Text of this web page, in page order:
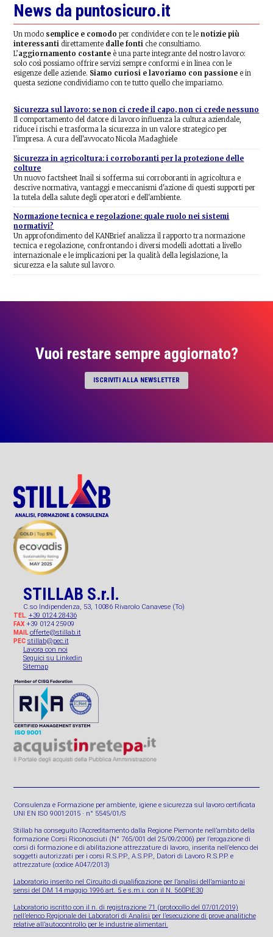
News da puntosicuro.it
Un modo semplice e comodo per condividere con te lenotizie più
interessanti direttamente dalle fonti che consultiamo.
L’aggiornamento costante è una parte integrante del nostro lavoro:
solo così possiamo offrire servizi sempre conformi e in linea con le
esigenze delle aziende. Siamo curiosi e lavoriamo con passione e in
questa sezione condividiamo con te tutto quello che impariamo.
Sicurezza sul lavoro: se non ci crede il capo, non ci crede nessuno
Il comportamento del datore di lavoro influenza la cultura aziendale,
riduce i rischi e trasforma la sicurezza in un valore strategico per
l'impresa. A cura dell'avvocato Nicola Madaghiele
Sicurezza in agricoltura: i corroboranti per la protezione delle
colture
Un nuovo factsheet Inail si sofferma sui corroboranti in agricoltura e
descrive normativa, vantaggi e meccanismi d'azione di questi supporti per
la tutela della salute degli operatori e dell'ambiente.
Normazione tecnica e regolazione: quale ruolo nei sistemi
normativi?
Un approfondimento del KANBrief analizza il rapporto tra normazione
tecnica e regolazione, confrontando i diversi modelli adottati a livello
internazionale e le implicazioni per la qualità della legislazione, la
sicurezza e la salute sul lavoro.
Vuoi restare sempre aggiornato?
ISCRIVITI ALLA NEWSLETTER
STILLAB S.r.l.
C.so Indipendenza, 53, 10086 Rivarolo Canavese (To)
TEL. +39 0124 28436
FAX+39 0124 25909
MAIL offerte@stillab.it
PEC stillab@pec.it
Lavora con noi
Seguici su Linkedin
Sitemap
Consulenza e Formazione per ambiente, igiene e sicurezza sul lavoro certificata
UNI EN ISO 9001:2015 · n° 5545/01/S
Stillab ha conseguito l’Accreditamento dalla Regione Piemonte nell’ambito della
formazione Corsi Riconosciuti (N° 765/001 del 25/09/2006) per l’erogazione di
corsi di formazione e di abilitazione attrezzature di lavoro, inserita nell’elenco dei
soggetti autorizzati per i corsi R.S.P.P., A.S.P.P., Datori di Lavoro R.S.P.P. e
attrezzature (codice A047/2013)
Laboratorio inserito nel Circuito di qualificazione per l’analisi dell’amianto ai
sensi del DM 14 maggio 1996 art. 5 e s.m.i. con il N. 560PIE30
Laboratorio iscritto con il n. di registrazione 71 (protocollo del 07/01/2019)
nell’elenco Regionale dei Laboratori di Analisi per l’esecuzione di prove analitiche
relative all’autocontrollo per le industrie alimentari.